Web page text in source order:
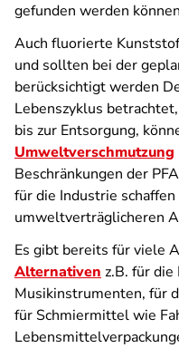
gefunden werden
Auch fluorierte
und sollten bei der
berücksichtigt werden
Lebenszyklus
bis zur Entsorgung,
Umweltverschmutzung
Beschränkungen der
für die Industrie
umweltverträglicheren
Es gibt bereits für viele
Alternativen z.B. für die
Musikinstrumenten, für
für Schmiermittel wie